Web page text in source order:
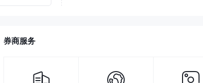
券商服务